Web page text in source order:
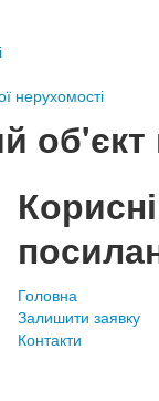
нерухомості
об'єкт
Корисні
Головна
Залишити заявку
Контакти